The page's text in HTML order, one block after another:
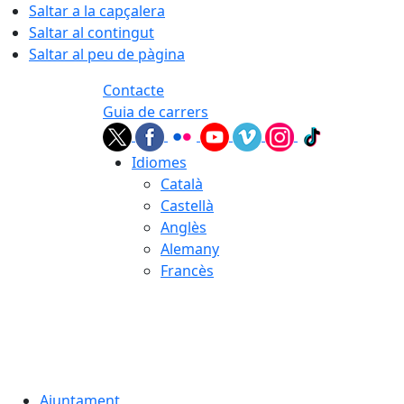
Saltar a la capçalera
Saltar al contingut
Saltar al peu de pàgina
Contacte
Guia de carrers
Idiomes
Català
Castellà
Anglès
Alemany
Francès